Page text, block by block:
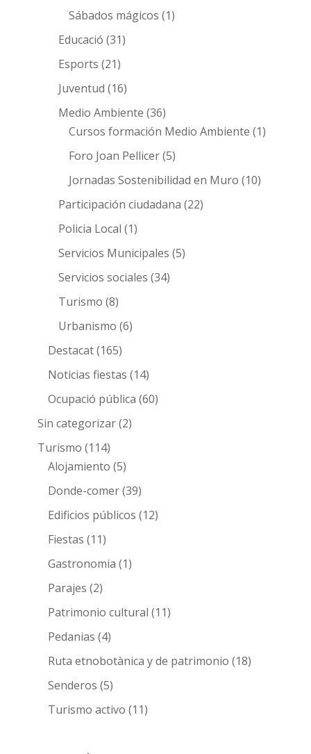
Sábados mágicos (1)
Educació (31)
Esports (21)
Juventud (16)
Medio Ambiente (36)
Cursos formación Medio Ambiente (1)
Foro Joan Pellicer(5)
Jornadas Sostenibilidad en Muro (10)
Participación ciudadana (22)
Policia Local (1)
Servicios Municipales (5)
Servicios sociales (34)
Turismo (8)
Urbanismo (6)
Destacat(165)
Noticias fiestas (14)
Ocupació pública (60)
Sin categorizar(2)
Turismo (114)
Alojamiento (5)
Donde-comer(39)
Edificios públicos (12)
Fiestas (11)
Gastronomia (1)
Parajes (2)
Patrimonio cultural (11)
Pedanias (4)
Ruta etnobotànica y de patrimonio (18)
Senderos (5)
Turismo activo (11)